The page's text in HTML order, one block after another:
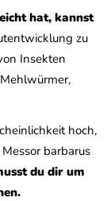
hat, kannst
zu
Insekten
hoch,
barbarus
du dir um